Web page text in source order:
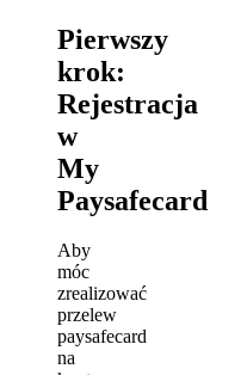
Pierwszy
krok:
Rejestracja
w
My
Paysafecard
Aby
móc
zrealizować
przelew
paysafecard
na